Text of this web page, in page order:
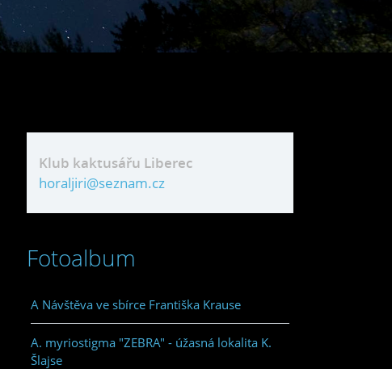
Klub kaktusářu Liberec
horaljiri@seznam.cz
Fotoalbum
A Návštěva ve sbírce Františka Krause
A. myriostigma "ZEBRA" - úžasná lokalita K.
Šlajse